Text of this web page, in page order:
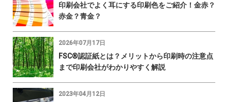
印刷会社でよく耳にする印刷色をご紹介！金赤？
赤金？青金？
2026年07月17日
FSC®認証紙とは？メリットから印刷時の注意点
まで印刷会社がわかりやすく解説
2023年04月12日